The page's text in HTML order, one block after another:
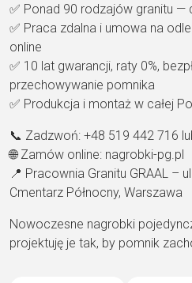
✅ Ponad 90 rodzajów granitu —
✅ Praca zdalna i umowa na
online
✅ 10 lat gwarancji, raty 0%,
przechowywanie pomnika
✅ Produkcja i montaż w całej
📞 Zadzwoń: +48 519 442 716
🌐 Zamów online: nagrobki-pg.pl
📍 Pracownia Granitu GRAAL – ul.
Cmentarz Północny, Warszawa
Nowoczesne nagrobki
projektuję je tak, by pomnik